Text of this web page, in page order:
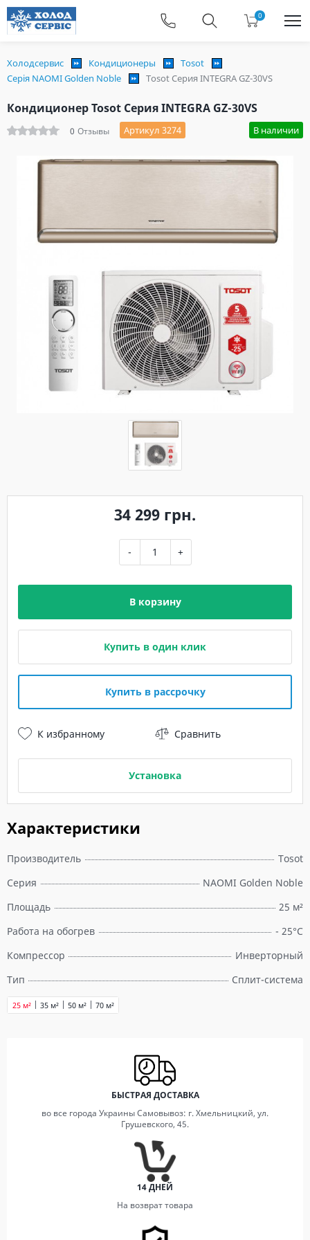
0
Холодсервис Кондиционеры
Tosot
Серія NAOMI Golden Noble
Tosot Серия INTEGRA GZ-30VS
Кондиционер Tosot Серия INTEGRA GZ-30VS
0 Отзывы Артикул 3274 В наличии
Характеристики
Производитель
Tosot
Серия
NAOMI Golden Noble
Площадь
25 м²
Работа на обогрев
- 25°C
Компрессор
Инверторный
Тип
Сплит-система
25 м² 35 м² 50 м² 70 м²
34 299 грн.
- +
В корзину
Купить в один клик
Купить в рассрочку
К избранному Сравнить
Установка
БЫСТРАЯ ДОСТАВКА
во все города Украины Самовывоз: г. Хмельницкий, ул.
Грушевского, 45.
14 ДНЕЙ
На возврат товара